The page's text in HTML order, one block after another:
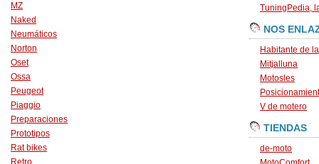
MZ
Naked
Neumáticos
Norton
Oset
Ossa
Peugeot
Piaggio
Preparaciones
Prototipos
Rat bikes
Retro
TuningPedia,
NOS
Habitante de
Mitjalluna
Motosles
V de motero
TIENDAS
de-moto